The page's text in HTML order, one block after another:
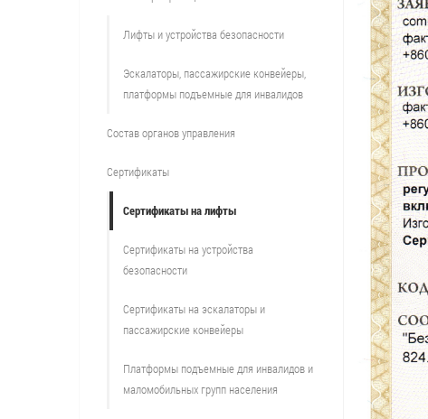
Лифты и устройства безопасности
Эскалаторы, пассажирские конвейеры,
платформы подъемные для инвалидов
Состав органов управления
Сертификаты
Сертификаты на лифты
Сертификаты на устройства
безопасности
Сертификаты на эскалаторы и
пассажирские конвейеры
Платформы подъемные для инвалидов и
маломобильных групп населения